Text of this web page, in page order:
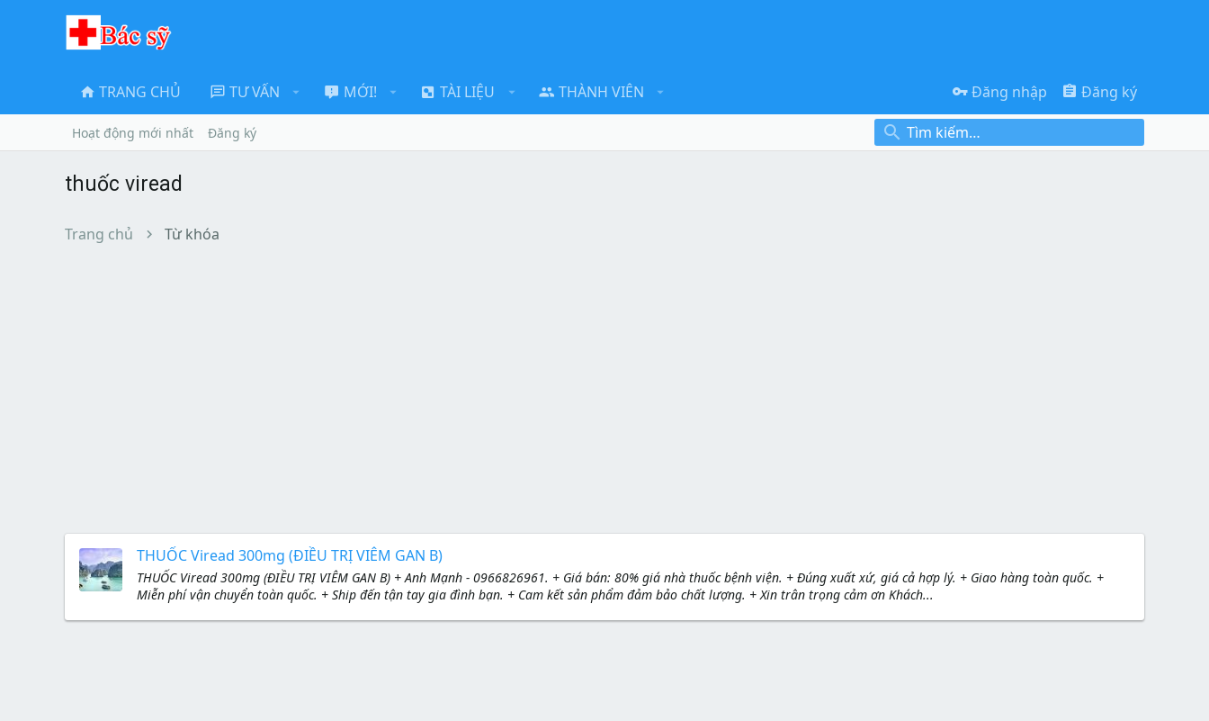
TRANG CHỦ TƯ VẤN MỚI! TÀI LIỆU THÀNH VIÊN Đăng nhập Đăng ký
Hoạt động mới nhất Đăng ký
thuốc viread
Trang chủ Từ khóa
THUỐC Viread 300mg (ĐIỀU TRỊ VIÊM GAN B)
THUỐC Viread 300mg (ĐIỀU TRỊ VIÊM GAN B) + Anh Mạnh - 0966826961. + Giá bán: 80% giá nhà thuốc bệnh viện. + Đúng xuất xứ, giá cả hợp lý. + Giao hàng toàn quốc. +
Miễn phí vận chuyển toàn quốc. + Ship đến tận tay gia đình bạn. + Cam kết sản phẩm đảm bảo chất lượng. + Xin trân trọng cảm ơn Khách...